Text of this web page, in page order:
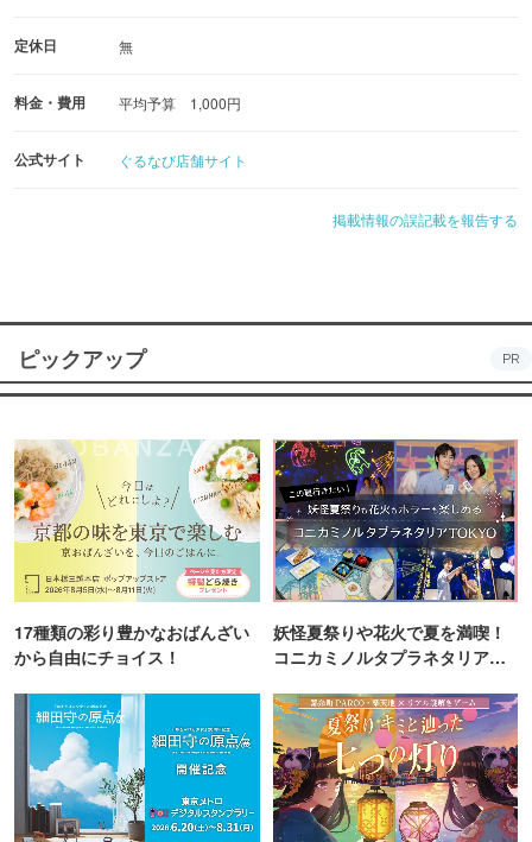
定休日 無
料金・費用 平均予算 1,000円
公式サイト ぐるなび店舗サイト
掲載情報の誤記載を報告する
ピックアップ PR
17種類の彩り豊かなおばんざい
から自由にチョイス！
妖怪夏祭りや花火で夏を満喫！
コニカミノルタプラネタリア